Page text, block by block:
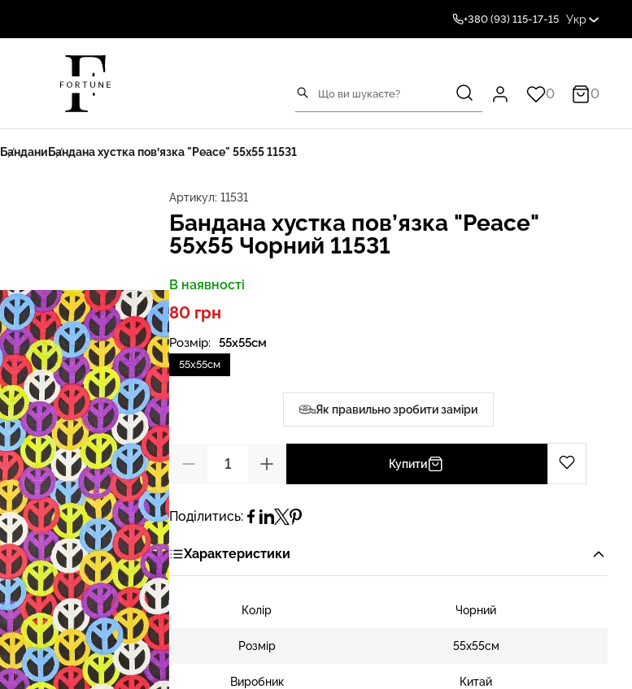
+380 (93) 115-17-15 Укр
0 0
Бандани Бандана хустка пов’язка "Peace" 55х55 11531
Артикул: 11531
Бандана хустка пов’язка "Peace"
55х55 Чорний 11531
В наявності
80 грн
Розмір: 55х55см
55х55см
Як правильно зробити заміри
Купити
Поділитись:
Характеристики
Колір Чорний
Розмір 55х55см
Виробник Китай